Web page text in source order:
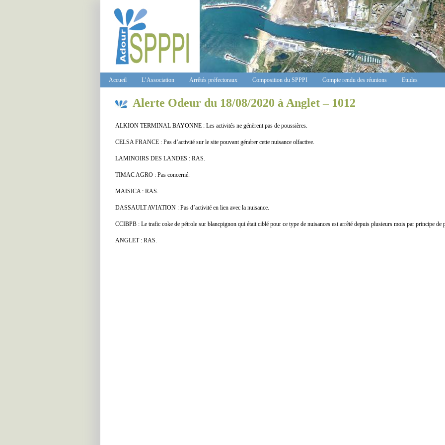
Accueil L’Association Arrêtés préfectoraux Composition du SPPPI Compte rendu des réunions Etudes
Alerte Odeur du 18/08/2020 à Anglet – 1012
ALKION TERMINAL BAYONNE : Les activités ne génèrent pas de poussières.
CELSA FRANCE : Pas d’activité sur le site pouvant générer cette nuisance olfactive.
LAMINOIRS DES LANDES : RAS.
TIMAC AGRO : Pas concerné.
MAISICA : RAS.
DASSAULT AVIATION : Pas d’activité en lien avec la nuisance.
CCIBPB : Le trafic coke de pétrole sur blancpignon qui était ciblé pour ce type de nuisances est arrêté depuis plusieurs mois par principe de
ANGLET : RAS.